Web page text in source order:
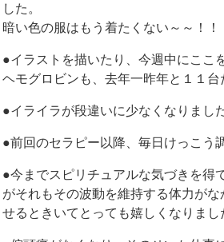
した。
暗い色の服はもう着たくない～～！
●イラストを描いたり、今週中にここ
ヘモグロビンも、去年一昨年と１１
●イライラが段違いに少なくなりました
●前回のセラピー以降、毎日けっこう
●今までスピリチュアルな気づきを得
がそれもその波動を維持する体力が
せるときいてとっても嬉しくなりまし